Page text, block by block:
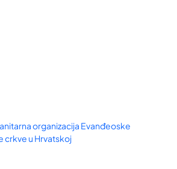
organizacija Evanđeoske
crkve u Hrvatskoj